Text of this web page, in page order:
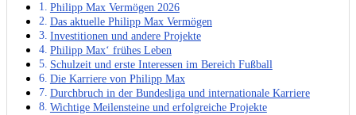
Philipp Max Vermögen 2026
Das aktuelle Philipp Max Vermögen
Investitionen und andere Projekte
Philipp Max‘ frühes Leben
Schulzeit und erste Interessen im Bereich Fußball
Die Karriere von Philipp Max
Durchbruch in der Bundesliga und internationale Karriere
Wichtige Meilensteine und erfolgreiche Projekte